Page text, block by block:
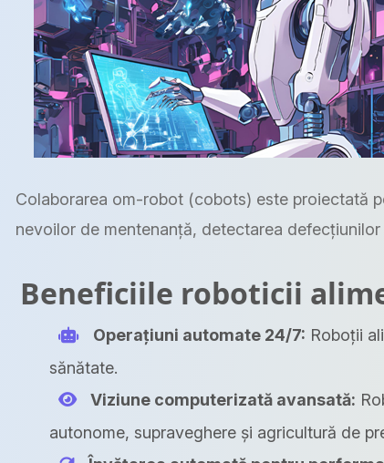
Colaborarea om-robot (cobots) este proiectată
nevoilor de mentenanță, detectarea
Beneficiile roboticii
Operațiuni automate 24/7: Roboții
sănătate.
Viziune computerizată avansată:
autonome, supraveghere și agricultură de